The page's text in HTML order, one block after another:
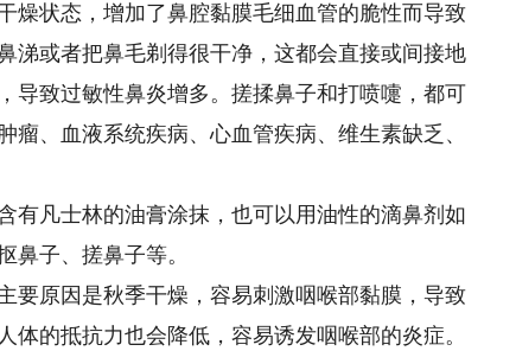
燥状态，增加了鼻腔黏膜毛细血管的脆性而导致
涕或者把鼻毛剃得很干净，这都会直接或间接地
导致过敏性鼻炎增多。搓揉鼻子和打喷嚏，都可
、血液系统疾病、心血管疾病、维生素缺乏、
凡士林的油膏涂抹，也可以用油性的滴鼻剂如
鼻子、搓鼻子等。
原因是秋季干燥，容易刺激咽喉部黏膜，导致
的抵抗力也会降低，容易诱发咽喉部的炎症。